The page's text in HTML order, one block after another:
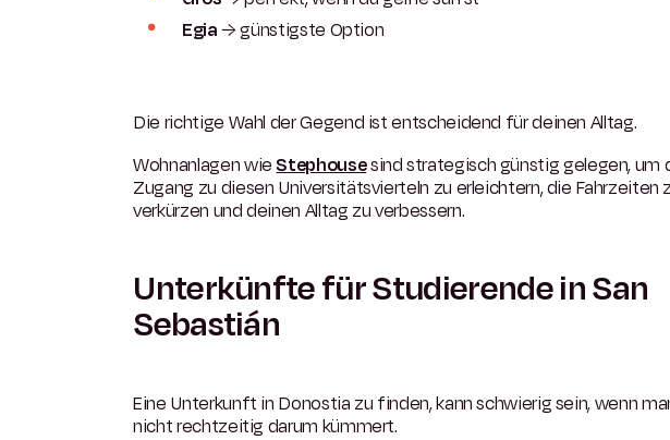
Egia→ günstigste Option
Die richtige Wahl der Gegend ist entscheidend für deinen Alltag.
Wohnanlagen wieStephousesind strategisch günstig gelegen, um
Zugang zu diesen Universitätsvierteln zu erleichtern, die Fahrzeiten
verkürzen und deinen Alltag zu verbessern.
Unterkünfte für Studierende in San
Sebastián
Eine Unterkunft in Donostia zu finden, kann schwierig sein, wenn
nicht rechtzeitig darum kümmert.